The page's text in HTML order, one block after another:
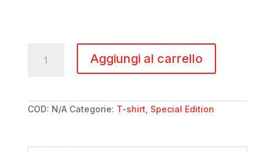
Xpression
Aggiungi al carrello
COD: N/A Categorie: T-shirt Special Edition